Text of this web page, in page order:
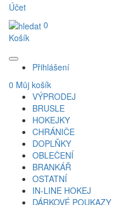
Účet
0
Košík
Přihlášení
0 Můj košík
VÝPRODEJ
BRUSLE
HOKEJKY
CHRÁNIČE
DOPLŇKY
OBLEČENÍ
BRANKÁŘ
OSTATNÍ
IN-LINE HOKEJ
DÁRKOVÉ POUKAZY